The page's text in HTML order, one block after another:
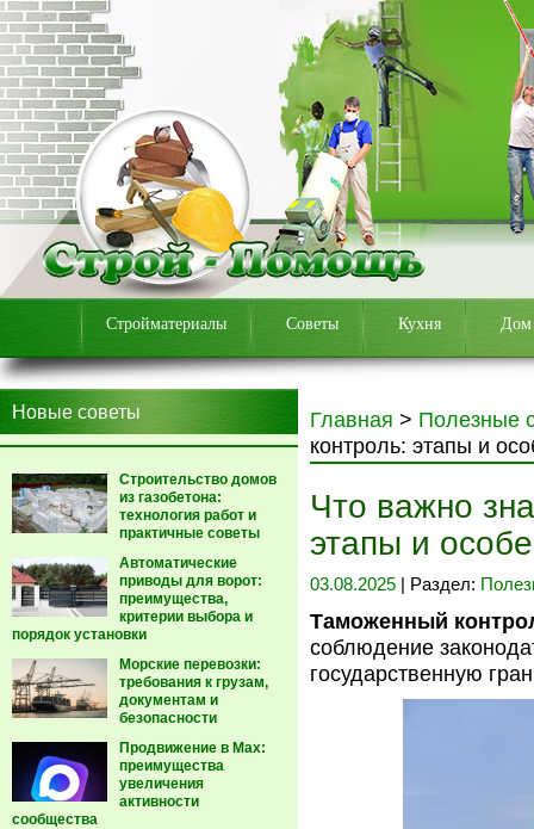
Стройматериалы Советы Кухня Дом
Новые советы
Строительство домов
из газобетона:
технология работ и
практичные советы
Автоматические
приводы для ворот:
преимущества,
критерии выбора и
порядок установки
Морские перевозки:
требования к грузам,
документам и
безопасности
Продвижение в Max:
преимущества
увеличения
активности
сообщества
Главная > Полезные
контроль: этапы и
Что важно
этапы и
03.08.2025 | Раздел:
Таможенный
соблюдение
государственную